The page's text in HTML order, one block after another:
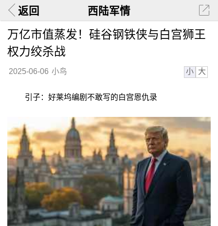
返回 西陆军情
万亿市值蒸发！硅谷钢铁侠与白宫狮王
权力绞杀战
2025-06-06 小鸟 小 大
引子：好莱坞编剧不敢写的白宫恩仇录